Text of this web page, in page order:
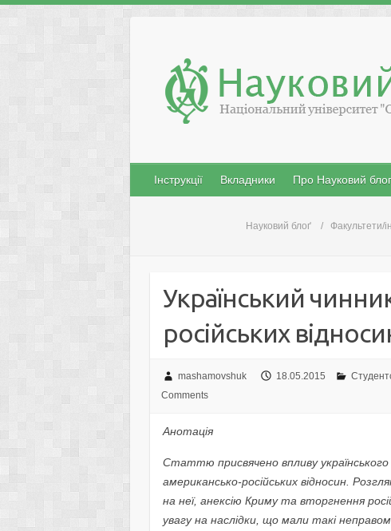
content
Інструкції Вкладники Про Науковий блог
Науковий блоґ Факультети/
Український
російських
mashamovshuk 18.05.2015
Comments
Анотація
Статтю присвячено впливу
американсько-російських відносин.
на неї, анексію Криму та вторгнення
увагу на наслідки, що мали такі